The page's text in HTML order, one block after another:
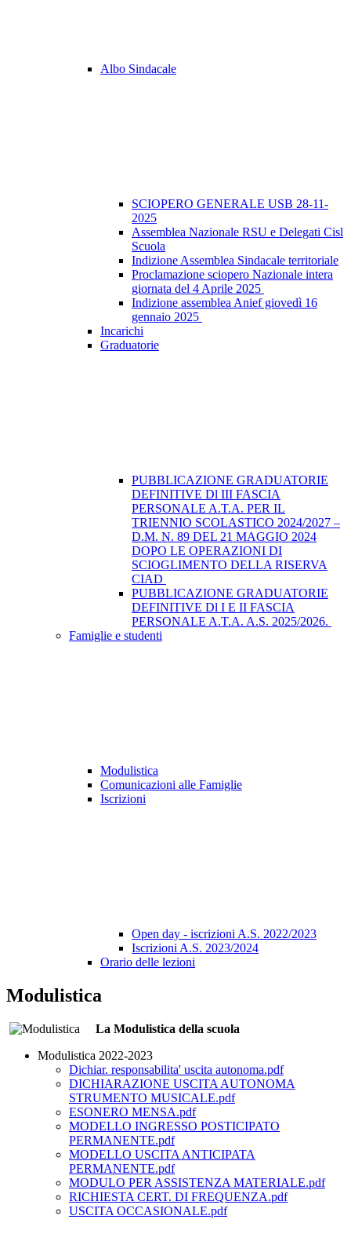
Albo Sindacale
SCIOPERO GENERALE USB 28-11-
2025
Assemblea Nazionale RSU e Delegati Cisl
Scuola
Indizione Assemblea Sindacale territoriale
Proclamazione sciopero Nazionale intera
giornata del 4 Aprile 2025
Indizione assemblea Anief giovedì 16
gennaio 2025
Incarichi
Graduatorie
PUBBLICAZIONE GRADUATORIE
DEFINITIVE Dl III FASCIA
PERSONALE A.T.A. PER IL
TRIENNIO SCOLASTICO 2024/2027 –
D.M. N. 89 DEL 21 MAGGIO 2024
DOPO LE OPERAZIONI DI
SCIOGLIMENTO DELLA RISERVA
CIAD
PUBBLICAZIONE GRADUATORIE
DEFINITIVE Dl I E II FASCIA
PERSONALE A.T.A. A.S. 2025/2026.
Famiglie e studenti
Modulistica
Comunicazioni alle Famiglie
Iscrizioni
Open day - iscrizioni A.S. 2022/2023
Iscrizioni A.S. 2023/2024
Orario delle lezioni
Modulistica
La Modulistica della scuola
Modulistica 2022-2023
Dichiar. responsabilita' uscita autonoma.pdf
DICHIARAZIONE USCITA AUTONOMA
STRUMENTO MUSICALE.pdf
ESONERO MENSA.pdf
MODELLO INGRESSO POSTICIPATO
PERMANENTE.pdf
MODELLO USCITA ANTICIPATA
PERMANENTE.pdf
MODULO PER ASSISTENZA MATERIALE.pdf
RICHIESTA CERT. DI FREQUENZA.pdf
USCITA OCCASIONALE.pdf